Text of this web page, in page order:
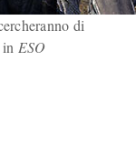
di
ESO